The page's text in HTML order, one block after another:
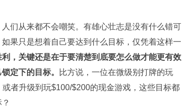
们从来都不会嘲笑。有雄心壮志是没有什么错可
果只是想着自己要达到什么目标，仅凭着这样一
，关键还是在于要清楚到底要怎么做才能更有效
定下的目标。
比方说，一位在微级别打牌的玩
者升级到玩$100/$200的现金游戏，这些目标都